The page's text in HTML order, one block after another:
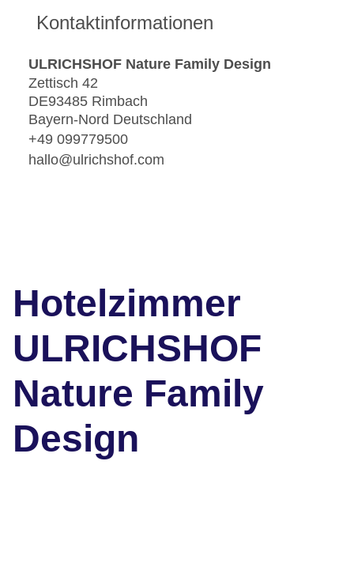
Kontaktinformationen
ULRICHSHOF Nature Family Design
Zettisch 42
DE93485 Rimbach
Bayern-Nord Deutschland
+49 099779500
hallo@ulrichshof.com
Hotelzimmer
ULRICHSHOF
Nature Family
Design